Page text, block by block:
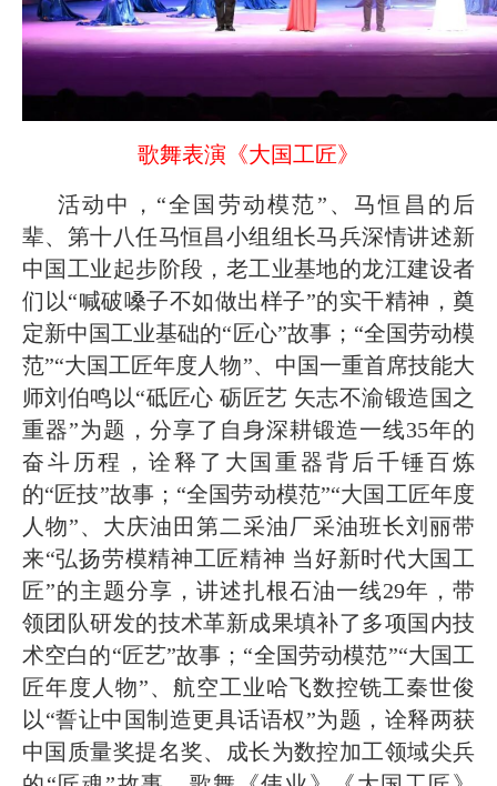
歌舞表演《大国工匠》
活动中，“全国劳动模范”、马恒昌的后
辈、第十八任马恒昌小组组长马兵深情讲述新
中国工业起步阶段，老工业基地的龙江建设者
们以“喊破嗓子不如做出样子”的实干精神，奠
定新中国工业基础的“匠心”故事；“全国劳动模
范”“大国工匠年度人物”、中国一重首席技能大
师刘伯鸣以“砥匠心 砺匠艺 矢志不渝锻造国之
重器”为题，分享了自身深耕锻造一线35年的
奋斗历程，诠释了大国重器背后千锤百炼
的“匠技”故事；“全国劳动模范”“大国工匠年度
人物”、大庆油田第二采油厂采油班长刘丽带
来“弘扬劳模精神工匠精神 当好新时代大国工
匠”的主题分享，讲述扎根石油一线29年，带
领团队研发的技术革新成果填补了多项国内技
术空白的“匠艺”故事；“全国劳动模范”“大国工
匠年度人物”、航空工业哈飞数控铣工秦世俊
以“誓让中国制造更具话语权”为题，诠释两获
中国质量奖提名奖、成长为数控加工领域尖兵